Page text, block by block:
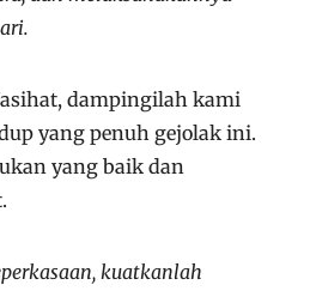
dampingilah kami
yang penuh gejolak ini.
yang baik dan
kuatkanlah